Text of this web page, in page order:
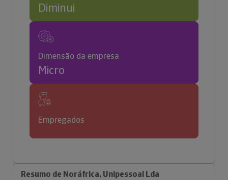
Diminui
Dimensão da empresa
Micro
Empregados
Resumo de Noráfrica, Unipessoal Lda